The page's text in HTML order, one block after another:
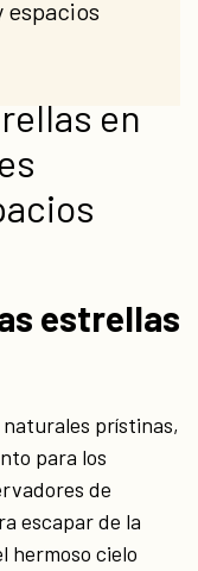
en
estrellas
prístinas,
para los
de
escapar de la
hermoso cielo
espacios